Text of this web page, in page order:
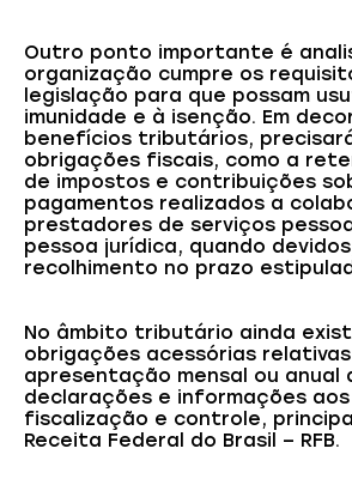
Outro ponto importante é
organização cumpre os
legislação para que possam
imunidade e à isenção. Em
benefícios tributários,
obrigações fiscais, como a
de impostos e contribuições
pagamentos realizados a
prestadores de serviços
pessoa jurídica, quando
recolhimento no prazo
No âmbito tributário ainda
obrigações acessórias
apresentação mensal ou anual
declarações e informações
fiscalização e controle,
Receita Federal do Brasil – RFB.